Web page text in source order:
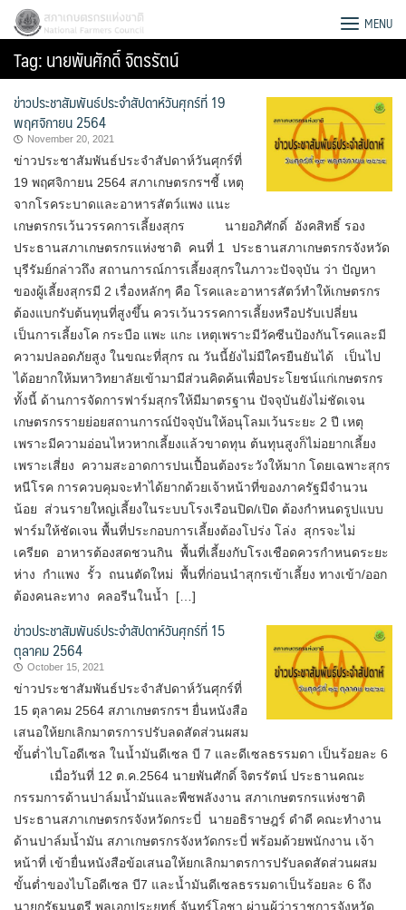
Skip
content
Search
for:
สภาเกษตรกรแห่งชาติ MENU
Tag:นายพันศักดิ์ จิตรรัตน์
ข่าวประชาสัมพันธ์ประจำสัปดาห์วันศุกร์ที่ 19
พฤศจิกายน 2564
November 20, 2021
ข่าวประชาสัมพันธ์ประจำสัปดาห์วันศุกร์ที่
19 พฤศจิกายน 2564 สภาเกษตรกรฯชี้ เหตุ
จากโรคระบาดและอาหารสัตว์แพง แนะ
เกษตรกรเว้นวรรคการเลี้ยงสุกร นายอภิศักดิ์ อังคสิทธิ์ รอง
ประธานสภาเกษตรกรแห่งชาติ คนที่ 1 ประธานสภาเกษตรกรจังหวัด
บุรีรัมย์กล่าวถึง สถานการณ์การเลี้ยงสุกรในภาวะปัจจุบัน ว่า ปัญหา
ของผู้เลี้ยงสุกรมี 2 เรื่องหลักๆ คือ โรคและอาหารสัตว์ทำให้เกษตรกร
ต้องแบกรับต้นทุนที่สูงขึ้น ควรเว้นวรรคการเลี้ยงหรือปรับเปลี่ยน
เป็นการเลี้ยงโค กระบือ แพะ แกะ เหตุเพราะมีวัคซีนป้องกันโรคและมี
ความปลอดภัยสูง ในขณะที่สุกร ณ วันนี้ยังไม่มีใครยืนยันได้ เป็นไป
ได้อยากให้มหาวิทยาลัยเข้ามามีส่วนคิดค้นเพื่อประโยชน์แก่เกษตรกร
ทั้งนี้ ด้านการจัดการฟาร์มสุกรให้มีมาตรฐาน ปัจจุบันยังไม่ชัดเจน
เกษตรกรรายย่อยสถานการณ์ปัจจุบันให้อนุโลมเว้นระยะ 2 ปี เหตุ
เพราะมีความอ่อนไหวหากเลี้ยงแล้วขาดทุน ต้นทุนสูงก็ไม่อยากเลี้ยง
เพราะเสี่ยง ความสะอาดการปนเปื้อนต้องระวังให้มาก โดยเฉพาะสุกร
หนีโรค การควบคุมจะทำได้ยากด้วยเจ้าหน้าที่ของภาครัฐมีจำนวน
น้อย ส่วนรายใหญ่เลี้ยงในระบบโรงเรือนปิด/เปิด ต้องกำหนดรูปแบบ
ฟาร์มให้ชัดเจน พื้นที่ประกอบการเลี้ยงต้องโปร่ง โล่ง สุกรจะไม่
เครียด อาหารต้องสดชวนกิน พื้นที่เลี้ยงกับโรงเชือดควรกำหนดระยะ
ห่าง กำแพง รั้ว ถนนตัดใหม่ พื้นที่ก่อนนำสุกรเข้าเลี้ยง ทางเข้า/ออก
ต้องคนละทาง คลอรีนในน้ำ […]
ข่าวประชาสัมพันธ์ประจำสัปดาห์วันศุกร์ที่ 15
ตุลาคม 2564
October 15, 2021
ข่าวประชาสัมพันธ์ประจำสัปดาห์วันศุกร์ที่
15 ตุลาคม 2564 สภาเกษตรกรฯ ยื่นหนังสือ
เสนอให้ยกเลิกมาตรการปรับลดสัดส่วนผสม
ขั้นต่ำไบโอดีเซล ในน้ำมันดีเซล บี 7 และดีเซลธรรมดา เป็นร้อยละ 6
เมื่อวันที่ 12 ต.ค.2564 นายพันศักดิ์ จิตรรัตน์ ประธาน​คณะ
กรรมการด้านปาล์มน้ำมันและพืชพลังงาน​ สภา​เกษตรกร​แห่งชาติ​
ประธานสภาเกษตรกรจังหวัดกระบี่ นายอธิราษฎร์ ดำดี คณะทำงาน
ด้านปาล์มน้ำมัน สภาเกษตรกรจังหวัดกระบี่​ พร้อมด้วยพนักงาน​ เจ้า
หน้าที่​ เข้ายื่นหนังสือข้อเสนอให้ยกเลิกมาตรการปรับลดสัดส่วนผสม
ขั้นต่ำของไบโอดีเซล บี7 และน้ำมันดีเซลธรรมดาเป็นร้อยละ 6 ถึง
นายกรัฐมนตรี พลเอกประยุทธ์ จันทร์โอชา ผ่านผู้ว่าราชการจังหวัด